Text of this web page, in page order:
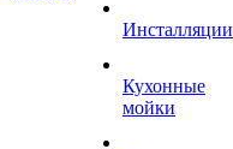
Инсталляции
Кухонные
мойки